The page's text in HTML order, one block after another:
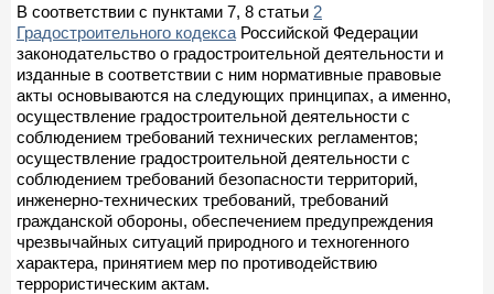
В соответствии с пунктами 7, 8 статьи 2
Градостроительного кодекса Российской Федерации
законодательство о градостроительной деятельности и
изданные в соответствии с ним нормативные правовые
акты основываются на следующих принципах, а именно,
осуществление градостроительной деятельности с
соблюдением требований технических регламентов;
осуществление градостроительной деятельности с
соблюдением требований безопасности территорий,
инженерно-технических требований, требований
гражданской обороны, обеспечением предупреждения
чрезвычайных ситуаций природного и техногенного
характера, принятием мер по противодействию
террористическим актам.